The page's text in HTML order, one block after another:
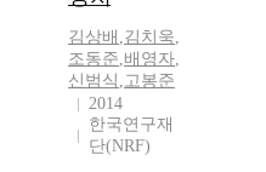
김상배 ,김치욱,
조동준,배영자,
신범식 ,고봉준
2014
한국연구재
단(NRF)